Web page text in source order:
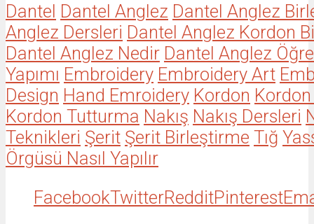
Dantel Dantel Anglez Dantel Anglez
Anglez Dersleri Dantel Anglez Kordon
Dantel Anglez Nedir Dantel Anglez
Yapımı Embroidery Embroidery Art
Design Hand Emroidery Kordon
Kordon Tutturma Nakış Nakış Dersleri
Teknikleri Şerit Şerit Birleştirme Tığ
Örgüsü Nasıl Yapılır
FacebookTwitterRedditPinterest